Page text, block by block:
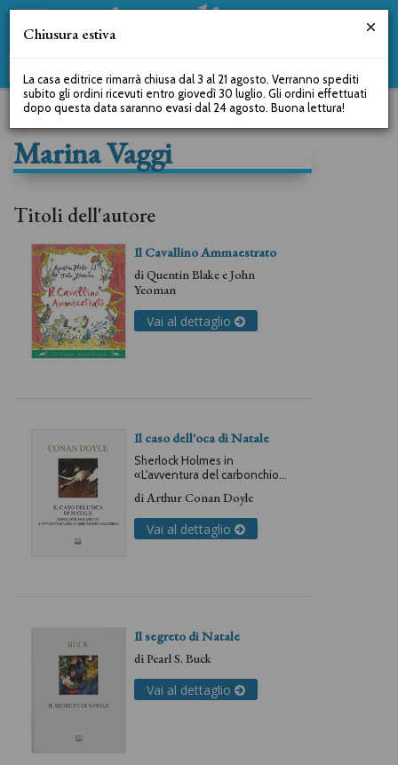
Marina Vaggi
Titoli dell'autore
Il Cavallino Ammaestrato
diQuentin BlakeeJohn
Yeoman
Vai al dettaglio
Il caso dell'oca di Natale
Sherlock Holmes in
«L'avventura del carbonchio
diArthur Conan Doyle
Vai al dettaglio
Il segreto di Natale
diPearl S. Buck
Vai al dettaglio
Chiusura estiva
La casa editrice rimarrà chiusa dal 3 al 21 agosto. Verranno spediti
subito gli ordini ricevuti entro giovedì 30 luglio. Gli ordini effettuati
dopo questa data saranno evasi dal 24 agosto. Buona lettura!